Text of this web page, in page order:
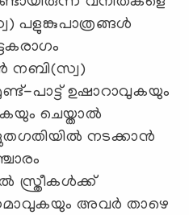
പളുങ്കുപാത്രങ്ങള്‍
നബി(സ്വ)
പാട്ട് ഉഷാറാവുകയും
ചെയ്താല്‍
നടക്കാന്‍
സ്ത്രീകള്‍ക്ക്
അവര്‍ താഴെ